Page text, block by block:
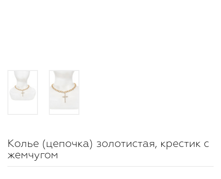
Колье (цепочка) золотистая, крестик с
жемчугом